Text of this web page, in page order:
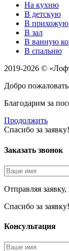
На кухню
В детскую
В прихожую
В зал
В ванную
В спальню
2019-2026 ©
Добро
Благодарим за
Продолжить
Спасибо за заявку!
Заказать звонок
Отправляя заявку,
Спасибо за заявку!
Консультация